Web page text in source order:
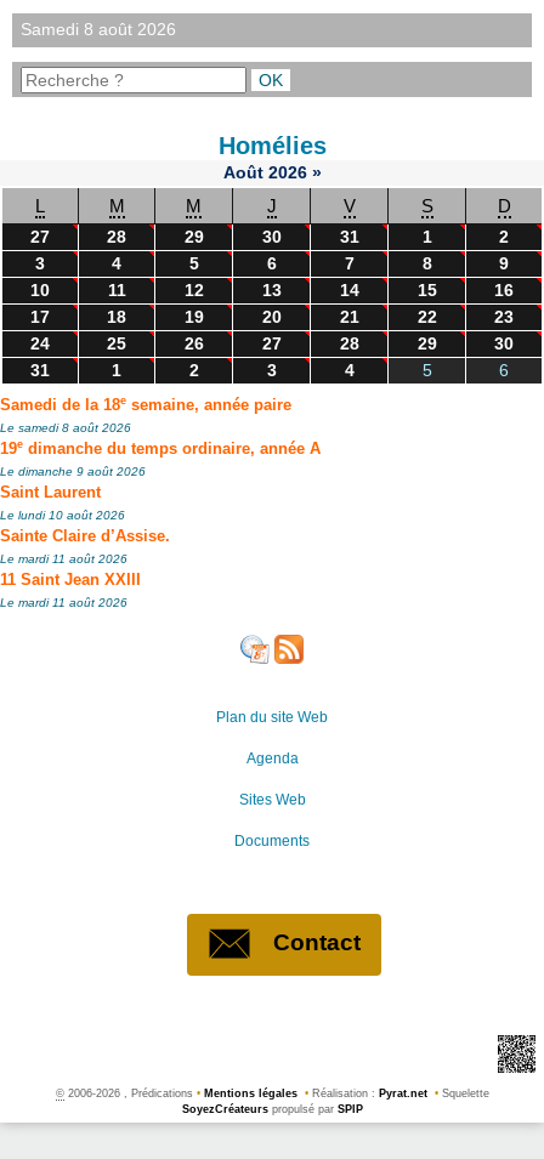
Samedi 8 août 2026
Homélies
Août 2026 »
L M M J V S D
27 28 29 30 31 1
2
3
4 5 6 7 8
9
10
11 12 13 14 15
16
17
18 19 20 21 22
23
24
25 26 27 28 29
30
31
1 2 3 4 5 6
Samedi de la 18e semaine, année paire
Le samedi 8 août 2026
19e dimanche du temps ordinaire, année A
Le dimanche 9 août 2026
Saint Laurent
Le lundi 10 août 2026
Sainte Claire d’Assise.
Le mardi 11 août 2026
11 Saint Jean XXIII
Le mardi 11 août 2026
Plan du site Web
Agenda
Sites Web
Documents
Contact
©2006-2026 , Prédications • Mentions légales • Réalisation : Pyrat.net •Squelette
SoyezCréateurspropulsé par SPIP